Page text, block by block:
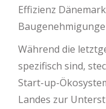
Effizienz
Während die
spezifisch sind,
Start-up-
Landes zur